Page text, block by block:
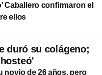
Caballero confirmaron el
ellos
duró su colágeno;
novio de 26 años, pero